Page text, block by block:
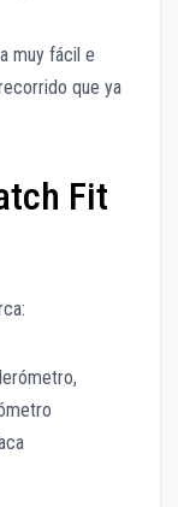
muy fácil e
que ya
Fit